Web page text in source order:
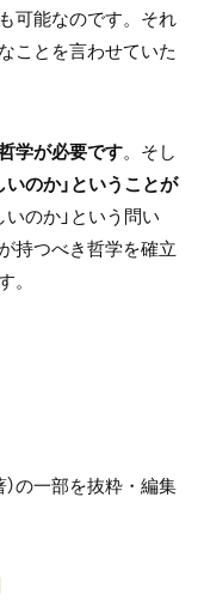
可能なのです。それ
ことを言わせていた
学が必要です。そし
のか」ということが
のか」という問い
持つべき哲学を確立
）の一部を抜粋・編集